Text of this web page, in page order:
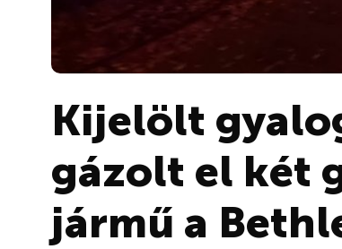
Kijelölt
gázolt el két
jármű a